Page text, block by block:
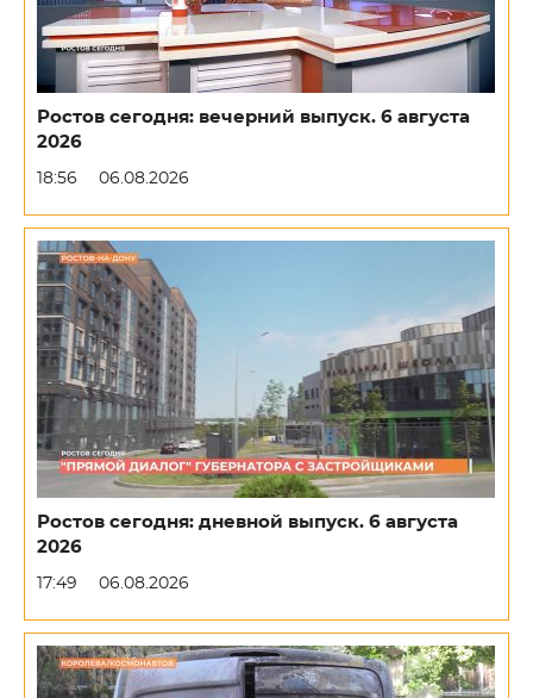
Ростов сегодня: вечерний выпуск. 6 августа
2026
18:56 06.08.2026
Ростов сегодня: дневной выпуск. 6 августа
2026
17:49 06.08.2026